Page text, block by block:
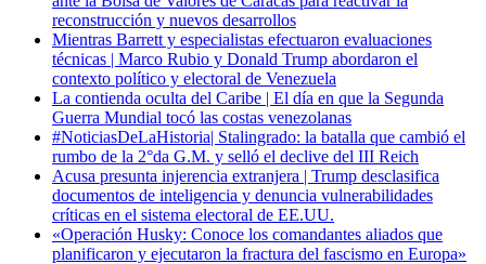
reconstrucción y nuevos desarrollos
Mientras Barrett y especialistas efectuaron evaluaciones
técnicas | Marco Rubio y Donald Trump abordaron el
contexto político y electoral de Venezuela
La contienda oculta del Caribe | El día en que la Segunda
Guerra Mundial tocó las costas venezolanas
#NoticiasDeLaHistoria| Stalingrado: la batalla que cambió el
rumbo de la 2°da G.M. y selló el declive del III Reich
Acusa presunta injerencia extranjera | Trump desclasifica
documentos de inteligencia y denuncia vulnerabilidades
críticas en el sistema electoral de EE.UU.
«Operación Husky: Conoce los comandantes aliados que
planificaron y ejecutaron la fractura del fascismo en Europa»